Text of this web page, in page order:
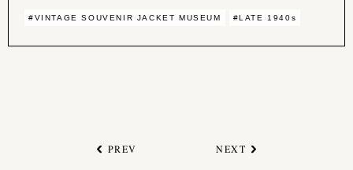
#VINTAGE SOUVENIR JACKET MUSEUM #LATE 1940s
PREV NEXT